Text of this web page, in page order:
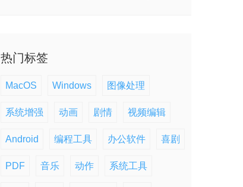
热门标签
MacOS Windows 图像处理
系统增强 动画 剧情 视频编辑
Android 编程工具 办公软件 喜剧
PDF 音乐 动作 系统工具